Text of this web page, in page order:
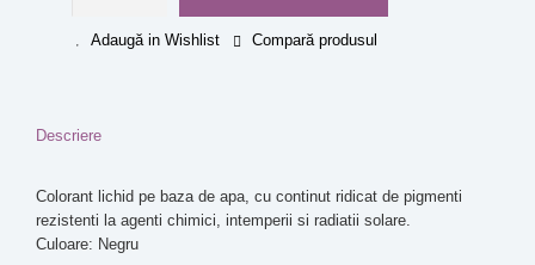
Adaugă in Wishlist Compară produsul
Descriere
Colorant lichid pe baza de apa, cu continut ridicat de pigmenti
rezistenti la agenti chimici, intemperii si radiatii solare.
Culoare: Negru